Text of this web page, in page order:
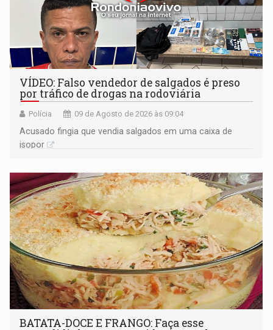
VÍDEO: Falso vendedor de salgados é preso
por tráfico de drogas na rodoviária
Polícia 09 de Agosto de 2026 às 09:04
Acusado fingia que vendia salgados em uma caixa de
isopor
BATATA-DOCE E FRANGO: Faça esse